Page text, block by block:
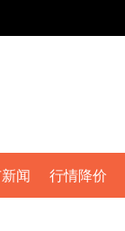
闻 行情降价